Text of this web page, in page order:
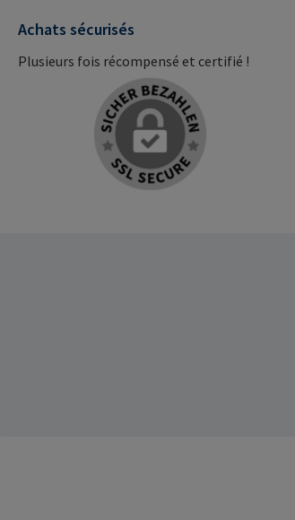
Achats sécurisés
Plusieurs fois récompensé et certifié !